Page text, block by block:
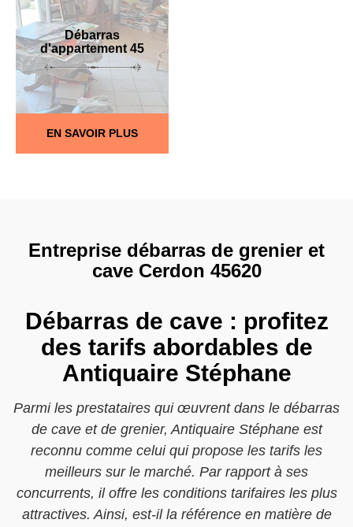
Débarras
d'appartement 45
EN SAVOIR PLUS
Entreprise débarras de grenier et
cave Cerdon 45620
Débarras de cave : profitez
des tarifs abordables de
Antiquaire Stéphane
Parmi les prestataires qui œuvrent dans le débarras
de cave et de grenier, Antiquaire Stéphane est
reconnu comme celui qui propose les tarifs les
meilleurs sur le marché. Par rapport à ses
concurrents, il offre les conditions tarifaires les plus
attractives. Ainsi, est-il la référence en matière de